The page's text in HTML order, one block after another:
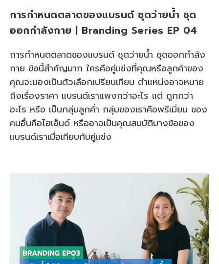
การกำหนดตลาดของแบรนด์ ชุดว่ายน้ำ ชุด
ออกกำลังกาย | Branding Series EP 04
การกำหนดตลาดของแบรนด์ ชุดว่ายน้ำ ชุดออกกำลัง
กาย ข้อนี้สำคัญมาก ใครคือคู่แข่งที่คุณหรือลูกค้าของ
คุณจะมองเป็นตัวเลือกเปรียบเทียบ ตำแหน่งอาจหมาย
ถึงเรื่องราคา แบรนด์เราแพงกว่าอะไร แต่ ถูกกว่า
อะไร หรือ เป็นกลุ่มลูกค้่า กลุ่มของเราคือพรีเมี่ยม ของ
คนอื่นคือไฮเอ็นด์ หรืออาจเป็นคุณสมบัติบางข้อของ
แบรนด์เราเมื่อเทียบกับคู่แข่ง